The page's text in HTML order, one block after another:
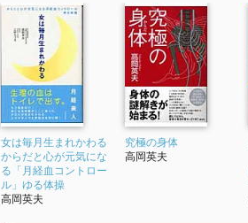
女は毎月生まれかわる
からだと心が元気にな
る「月経血コントロー
ル」ゆる体操
高岡英夫
究極の身体
高岡英夫